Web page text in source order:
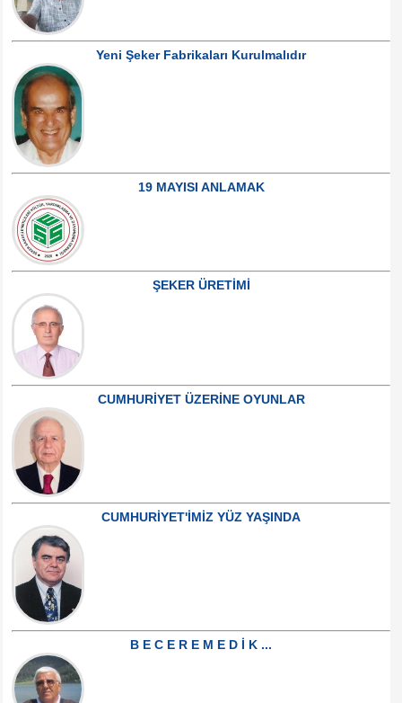
Yeni Şeker Fabrikaları Kurulmalıdır
19 MAYISI ANLAMAK
ŞEKER ÜRETİMİ
CUMHURİYET ÜZERİNE OYUNLAR
CUMHURİYET'İMİZ YÜZ YAŞINDA
B E C E R E M E D İ K ...